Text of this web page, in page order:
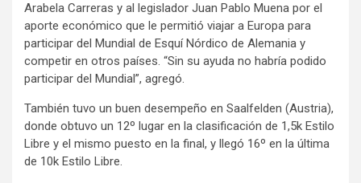
Arabela Carreras y al legislador Juan Pablo Muena por el
aporte económico que le permitió viajar a Europa para
participar del Mundial de Esquí Nórdico de Alemania y
competir en otros países. “Sin su ayuda no habría podido
participar del Mundial”, agregó.
También tuvo un buen desempeño en Saalfelden (Austria),
donde obtuvo un 12º lugar en la clasificación de 1,5k Estilo
Libre y el mismo puesto en la final, y llegó 16º en la última
de 10k Estilo Libre.